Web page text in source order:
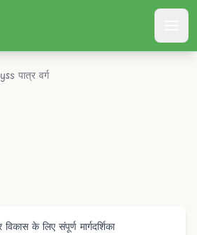
पात्र वर्ग
के लिए संपूर्ण मार्गदर्शिका